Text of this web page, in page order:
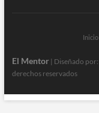
Inicio
El Mentor| Diseñado por:
derechos reservados